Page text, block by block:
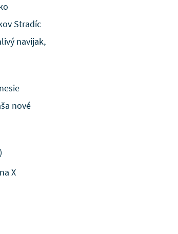
Stradíc
navijak,
nové
X